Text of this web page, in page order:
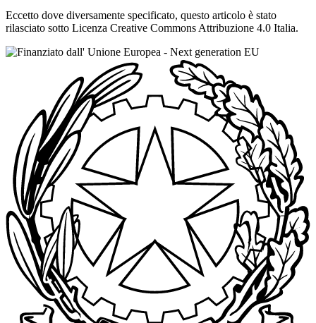
Eccetto dove diversamente specificato, questo articolo è stato
rilasciato sotto Licenza Creative Commons Attribuzione 4.0 Italia.